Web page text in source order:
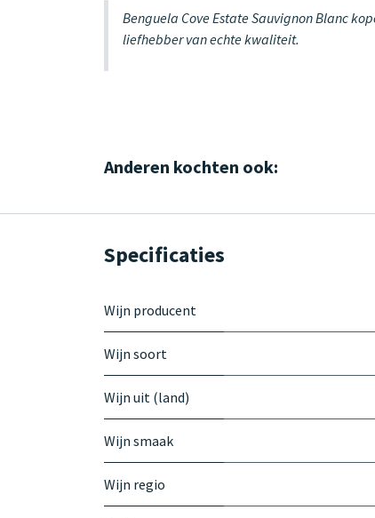
Benguela Cove Estate Sauvignon Blanc
liefhebber van echte kwaliteit.
Anderen kochten ook:
Specificaties
Wijn producent
Wijn soort
Wijn uit (land)
Wijn smaak
Wijn regio